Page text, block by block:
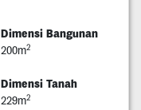
Dimensi Bangunan
200m2
Dimensi Tanah
229m2